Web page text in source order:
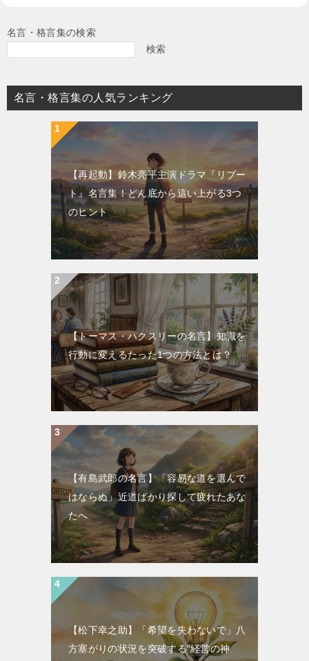
名言・格言集の検索
検索
名言・格言集の人気ランキング
【再起動】鈴木亮平主演ドラマ『リブー
ト』名言集！どん底から這い上がる3つ
のヒント
【トーマス・ハクスリーの名言】知識を
行動に変えるたった1つの方法とは？
【有島武郎の名言】「容易な道を選んで
はならぬ」近道ばかり探して疲れたあな
たへ
【松下幸之助】「希望を失わないで」八
方塞がりの状況を突破する“経営の神